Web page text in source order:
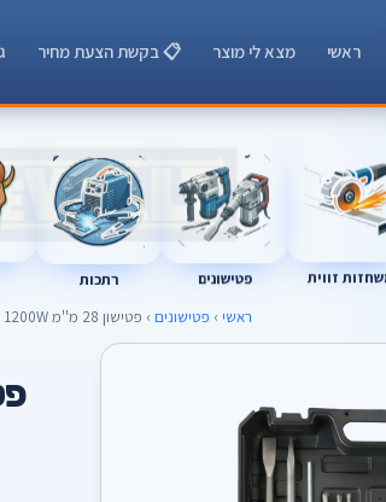
ראשי מצא לי מוצר 📋 בקשת הצעת מחיר
זווית פטישונים רתכות
ראשי › פטישונים › פטישון 28 מ''מ 1200W מבית סקורפיון